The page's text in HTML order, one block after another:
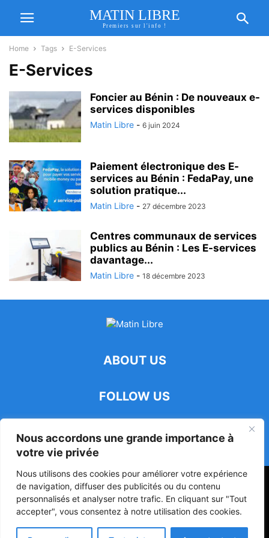
Nous accordons une grande importance à
votre vie privée
Nous utilisons des cookies pour améliorer votre expérience
de navigation, diffuser des publicités ou du contenu
personnalisés et analyser notre trafic. En cliquant sur "Tout
accepter", vous consentez à notre utilisation des cookies.
MATIN LIBRE
Premiers sur l'info !
Home Tags E-Services
E-Services
Foncier au Bénin : De nouveaux e-
services disponibles
Matin Libre - 6 juin 2024
Paiement électronique des E-
services au Bénin : FedaPay, une
solution pratique...
Matin Libre - 27 décembre 2023
Centres communaux de services
publics au Bénin : Les E-services
davantage...
Matin Libre - 18 décembre 2023
ABOUT US
FOLLOW US
47ᵉ Assemblée Mondiale sur la Protection de la Vie Privée: Me
Luciano Hounkponou représente le Bénin à Séoul